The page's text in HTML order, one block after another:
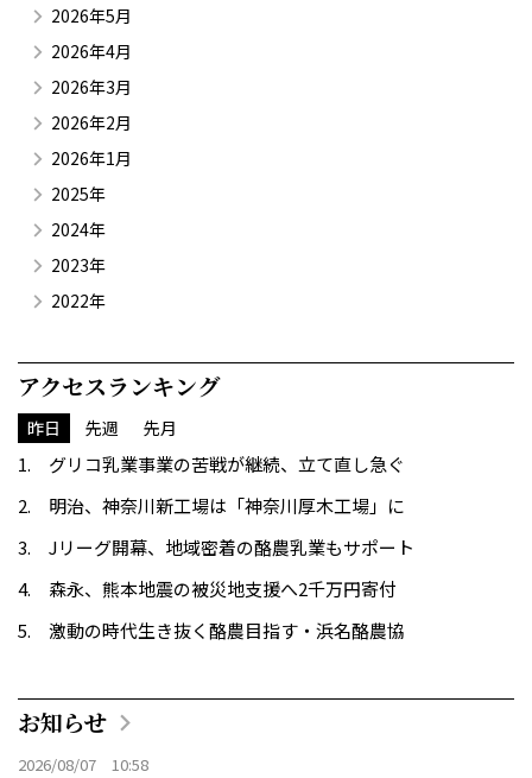
2026年5月
2026年4月
2026年3月
2026年2月
2026年1月
2025年
2024年
2023年
2022年
アクセスランキング
昨日 先週 先月
グリコ乳業事業の苦戦が継続、立て直し急ぐ
明治、神奈川新工場は「神奈川厚木工場」に
Jリーグ開幕、地域密着の酪農乳業もサポート
森永、熊本地震の被災地支援へ2千万円寄付
激動の時代生き抜く酪農目指す・浜名酪農協
お知らせ
2026/08/07 10:58